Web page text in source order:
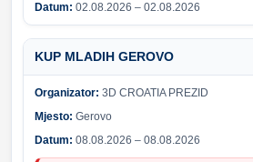
Datum: 02.08.2026 – 02.08.2026
KUP MLADIH GEROVO
Organizator: 3D CROATIA PREZID
Mjesto: Gerovo
Datum: 08.08.2026 – 08.08.2026